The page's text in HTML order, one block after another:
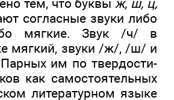
тем, что буквы ж, ш, ц,
согласные звуки либо
мягкие. Звук /ч/ в
мягкий, звуки /ж/, /ш/ и
им по твердости-
как самостоятельных
литературном языке